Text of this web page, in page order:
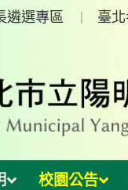
遴選專區 臺
校園公告